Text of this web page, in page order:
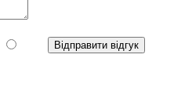
Відправити відгук